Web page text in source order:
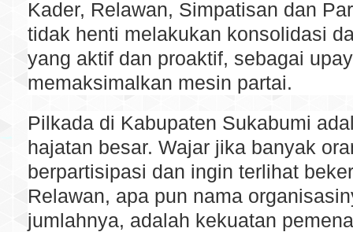
Kader, Relawan, Simpatisan dan
tidak henti melakukan konsolidasi
yang aktif dan proaktif, sebagai
memaksimalkan mesin partai.
Pilkada di Kabupaten Sukabumi
hajatan besar. Wajar jika banyak
berpartisipasi dan ingin terlihat
Relawan, apa pun nama
jumlahnya, adalah kekuatan